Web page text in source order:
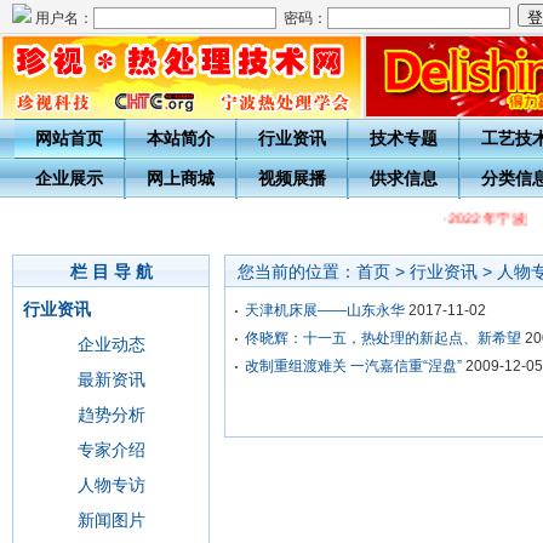
用户名： 密码：
网站首页 本站简介 行业资讯 技术专题 工艺技
企业展示 网上商城 视频展播 供求信息 分类信
·2022年宁波热
栏 目 导 航
行业资讯
企业动态
最新资讯
趋势分析
专家介绍
人物专访
新闻图片
您当前的位置： 首页 > 行业资讯 > 人物
天津机床展——山东永华 2017-11-02
佟晓辉：十一五，热处理的新起点、新希望
改制重组渡难关 一汽嘉信重“涅盘” 2009-12-05